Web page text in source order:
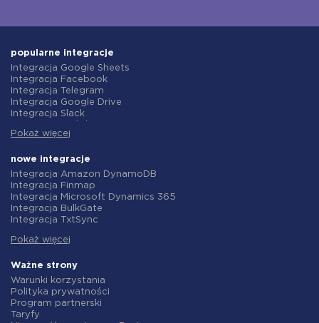
popularne integracje
Integracja Google Sheets
Integracja Facebook
Integracja Telegram
Integracja Google Drive
Integracja Slack
Integracja Gmail
Integracja ClickUp
Integracja Airtable
Integracja Google Contacts
Integracja OpenAI (ChatGPT)
Integracja Instagram
Integracja ActiveCampaign
Integracja Salesforce CRM
Integracja Notion
Integracja AWeber
Integracja Asana
Integracja ZOHO CRM
Integracja Webhooks
Pokaż więcej
nowe integracje
Integracja Amazon DynamoDB
Integracja Finmap
Integracja Microsoft Dynamics 365
Integracja BulkGate
Integracja TxtSync
Integracja Corezoid
Integracja Instasent
Integracja AtomPark
Integracja TXTImpact
Integracja Campaign Monitor
Integracja CM.com
Pokaż więcej
Ważne strony
Warunki korzystania
Polityka prywatności
Program partnerski
Taryfy